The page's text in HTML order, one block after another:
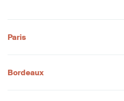
Paris
Bordeaux